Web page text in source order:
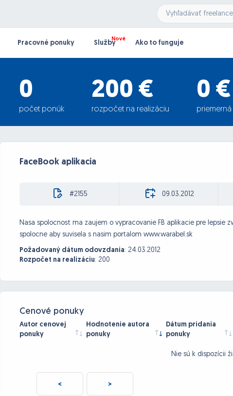
Pracovné ponuky Služby Ako to funguje
0
počet ponúk
200 €
rozpočet na realizáciu
0 €
FaceBook aplikacia
#2155 09.03.2012
Nasa spolocnost ma zaujem o vypracovanie FB aplikacie pre lepsie
spolocne aby suvisela s nasim portalom www.warabel.sk
Požadovaný dátum odovzdania: 24.03.2012
Rozpočet na realizáciu: 200
Cenové ponuky
Autor cenovej
ponuky
Hodnotenie autora
ponuky
Dátum pridania
ponuky
Nie sú k dispozícii
< >